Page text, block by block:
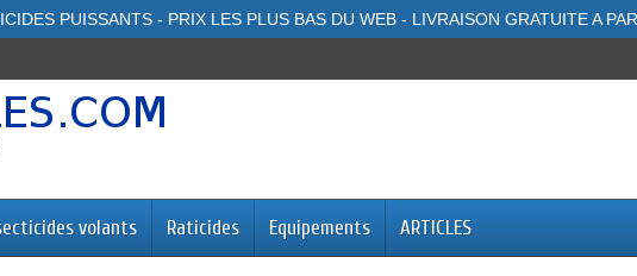
PUISSANTS - PRIX LES PLUS BAS DU WEB - LIVRAISON GRATUITE A
volants Raticides Equipements ARTICLES